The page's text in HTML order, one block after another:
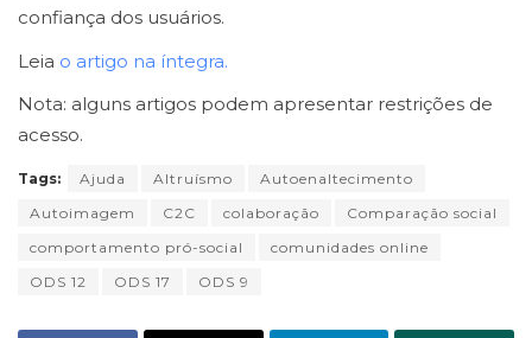
confiança dos usuários.
Leia o artigo na íntegra.
Nota: alguns artigos podem apresentar restrições de
acesso.
Tags: Ajuda Altruísmo
Autoenaltecimento
Autoimagem
C2C colaboração
Comparação social
comportamento pró-social
comunidades online
ODS 12
ODS 17 ODS 9